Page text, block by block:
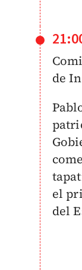
de
el
del